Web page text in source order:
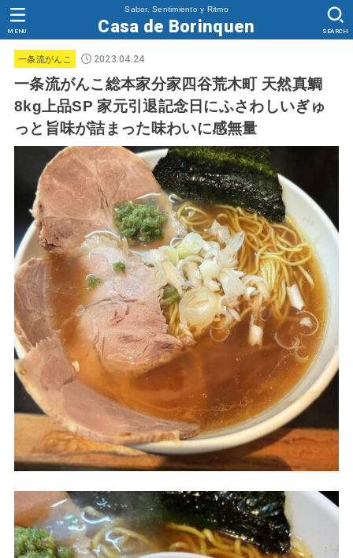
Sabor, Sentimiento y Ritmo
Casa de Borinquen SEARCH
MENU
一条流がんこ 2023.04.24
一条流がんこ総本家分家四谷荒木町 天然真鯛
8kg上品SP 家元引退記念日にふさわしいぎゅ
っと旨味が詰まった味わいに感無量